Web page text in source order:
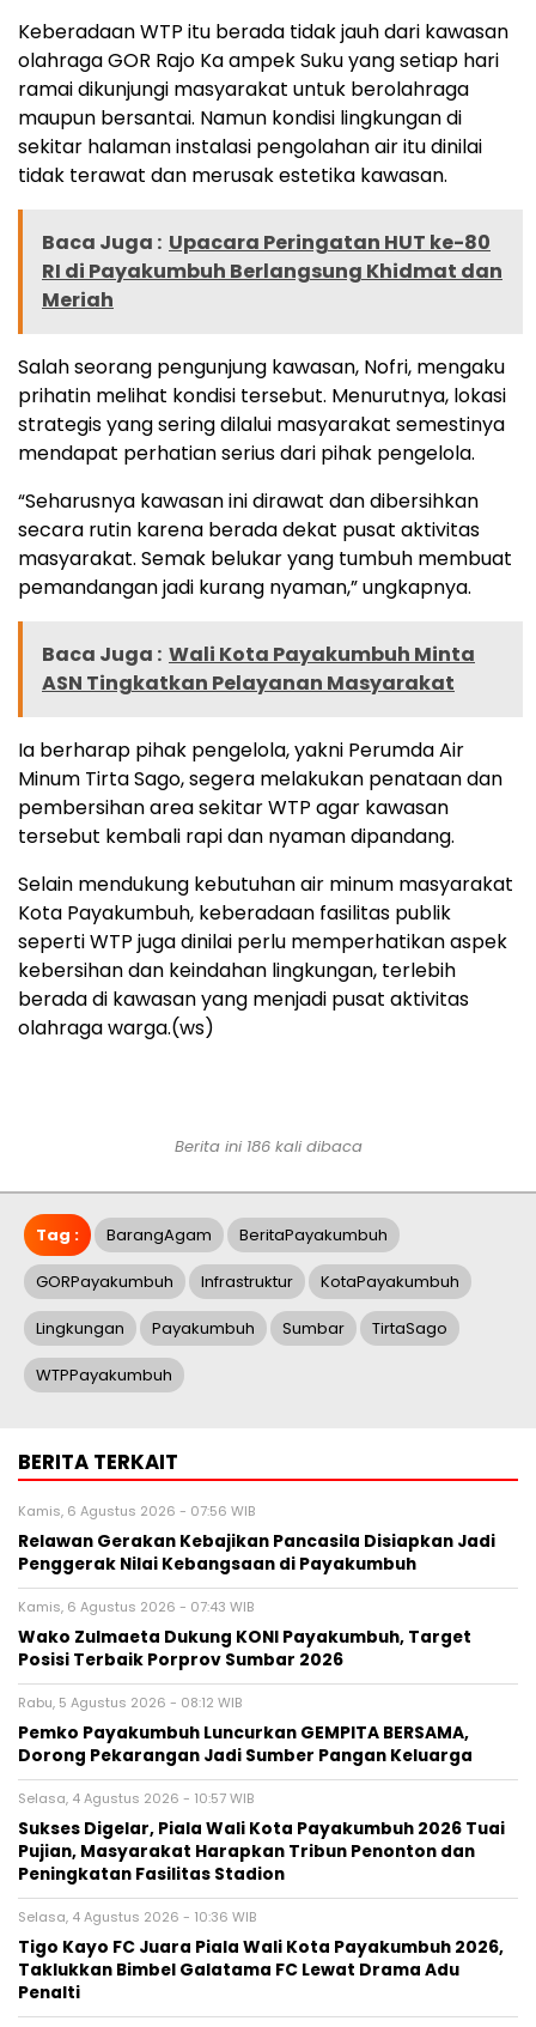
Keberadaan WTP itu berada tidak jauh dari kawasan
olahraga GOR Rajo Ka ampek Suku yang setiap hari
ramai dikunjungi masyarakat untuk berolahraga
maupun bersantai. Namun kondisi lingkungan di
sekitar halaman instalasi pengolahan air itu dinilai
tidak terawat dan merusak estetika kawasan.
Baca Juga : Upacara Peringatan HUT ke-80
RI di Payakumbuh Berlangsung Khidmat dan
Meriah
Salah seorang pengunjung kawasan, Nofri, mengaku
prihatin melihat kondisi tersebut. Menurutnya, lokasi
strategis yang sering dilalui masyarakat semestinya
mendapat perhatian serius dari pihak pengelola.
“Seharusnya kawasan ini dirawat dan dibersihkan
secara rutin karena berada dekat pusat aktivitas
masyarakat. Semak belukar yang tumbuh membuat
pemandangan jadi kurang nyaman,” ungkapnya.
Baca Juga : Wali Kota Payakumbuh Minta
ASN Tingkatkan Pelayanan Masyarakat
Ia berharap pihak pengelola, yakni Perumda Air
Minum Tirta Sago, segera melakukan penataan dan
pembersihan area sekitar WTP agar kawasan
tersebut kembali rapi dan nyaman dipandang.
Selain mendukung kebutuhan air minum masyarakat
Kota Payakumbuh, keberadaan fasilitas publik
seperti WTP juga dinilai perlu memperhatikan aspek
kebersihan dan keindahan lingkungan, terlebih
berada di kawasan yang menjadi pusat aktivitas
olahraga warga.(ws)
Berita ini 186 kali dibaca
Tag : BarangAgam BeritaPayakumbuh
GORPayakumbuh Infrastruktur KotaPayakumbuh
Lingkungan Payakumbuh Sumbar TirtaSago
WTPPayakumbuh
BERITA TERKAIT
Kamis, 6 Agustus 2026 - 07:56 WIB
Relawan Gerakan Kebajikan Pancasila Disiapkan Jadi
Penggerak Nilai Kebangsaan di Payakumbuh
Kamis, 6 Agustus 2026 - 07:43 WIB
Wako Zulmaeta Dukung KONI Payakumbuh, Target
Posisi Terbaik Porprov Sumbar 2026
Rabu, 5 Agustus 2026 - 08:12 WIB
Pemko Payakumbuh Luncurkan GEMPITA BERSAMA,
Dorong Pekarangan Jadi Sumber Pangan Keluarga
Selasa, 4 Agustus 2026 - 10:57 WIB
Sukses Digelar, Piala Wali Kota Payakumbuh 2026 Tuai
Pujian, Masyarakat Harapkan Tribun Penonton dan
Peningkatan Fasilitas Stadion
Selasa, 4 Agustus 2026 - 10:36 WIB
Tigo Kayo FC Juara Piala Wali Kota Payakumbuh 2026,
Taklukkan Bimbel Galatama FC Lewat Drama Adu
Penalti